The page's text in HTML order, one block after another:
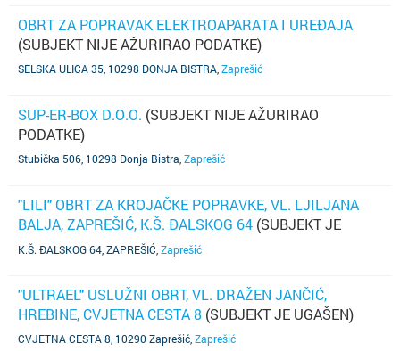
OBRT ZA POPRAVAK ELEKTROAPARATA I UREĐAJA
(SUBJEKT NIJE AŽURIRAO PODATKE)
SELSKA ULICA 35, 10298 DONJA BISTRA Zaprešić
SUP-ER-BOX D.O.O. (SUBJEKT NIJE AŽURIRAO
PODATKE)
Stubička 506, 10298 Donja Bistra Zaprešić
"LILI" OBRT ZA KROJAČKE POPRAVKE, VL. LJILJANA
BALJA, ZAPREŠIĆ, K.Š. ĐALSKOG 64 (SUBJEKT JE
UGAŠEN)
K.Š. ĐALSKOG 64, ZAPREŠIĆ Zaprešić
"ULTRAEL" USLUŽNI OBRT, VL. DRAŽEN JANČIĆ,
HREBINE, CVJETNA CESTA 8 (SUBJEKT JE UGAŠEN)
CVJETNA CESTA 8, 10290 Zaprešić Zaprešić